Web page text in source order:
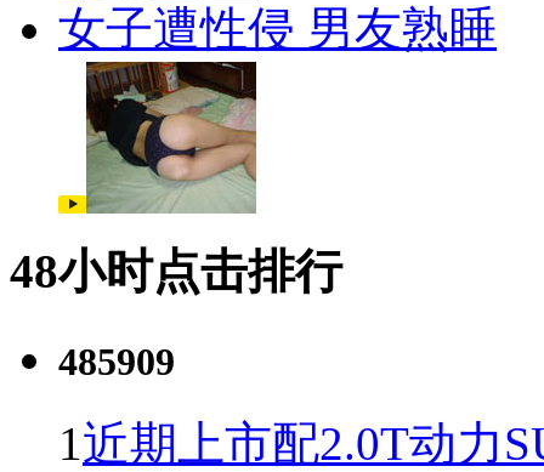
女子遭性侵 男友熟睡
48小时点击排行
485909
1近期上市配2.0T动力